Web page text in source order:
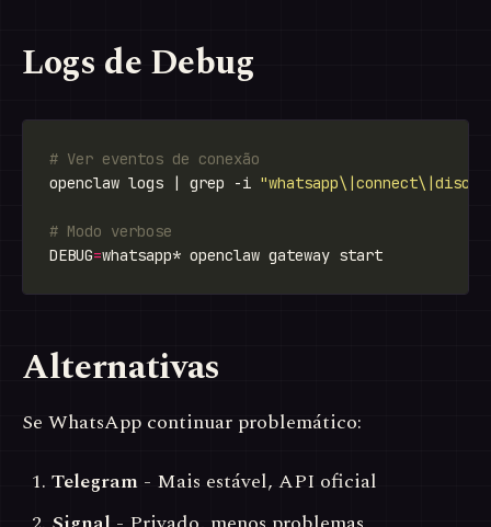
Logs de Debug
# Ver eventos de conexão
openclaw logs | grep -i
# Modo verbose
DEBUG=
Alternativas
Se WhatsApp continuar problemático:
Telegram - Mais estável, API oficial